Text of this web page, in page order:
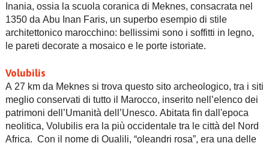
Inania, ossia la scuola coranica di Meknes, consacrata nel
1350 da Abu Inan Faris, un superbo esempio di stile
architettonico marocchino: bellissimi sono i soffitti in legno,
le pareti decorate a mosaico e le porte istoriate.
Volubilis
A 27 km da Meknes si trova questo sito archeologico, tra i siti
meglio conservati di tutto il Marocco, inserito nell’elenco dei
patrimoni dell’Umanità dell’Unesco. Abitata fin dall'epoca
neolitica, Volubilis era la più occidentale tra le città del Nord
Africa. Con il nome di Oualili, “oleandri rosa”, era una delle